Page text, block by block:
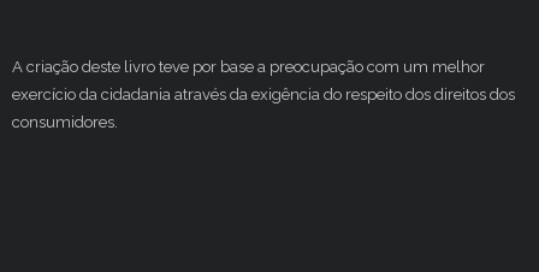
A criação deste livro teve por base a preocupação com um melhor
exercício da cidadania através da exigência do respeito dos direitos dos
consumidores.